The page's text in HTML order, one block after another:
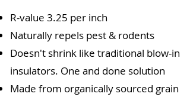
R-value 3.25 per inch
Naturally repels pest & rodents
Doesn't shrink like traditional blow-in
insulators. One and done solution
Made from organically sourced grain